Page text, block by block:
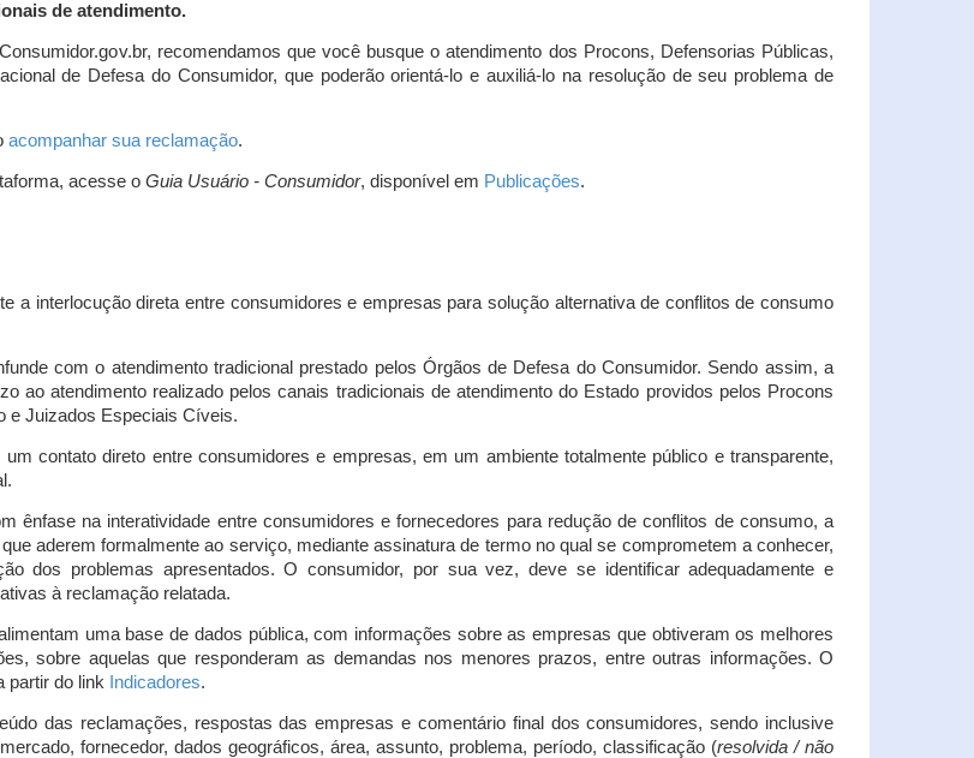
de atendimento.
recomendamos que você busque o atendimento dos Procons, Defensorias Públicas,
de Defesa do Consumidor, que poderão orientá-lo e auxiliá-lo na resolução de seu problema de
acompanhar sua reclamação.
acesse o Guia Usuário - Consumidor, disponível em Publicações.
a interlocução direta entre consumidores e empresas para solução alternativa de conflitos de consumo
com o atendimento tradicional prestado pelos Órgãos de Defesa do Consumidor. Sendo assim, a
ao atendimento realizado pelos canais tradicionais de atendimento do Estado providos pelos Procons
e Juizados Especiais Cíveis.
contato direto entre consumidores e empresas, em um ambiente totalmente público e transparente,
ênfase na interatividade entre consumidores e fornecedores para redução de conflitos de consumo, a
aderem formalmente ao serviço, mediante assinatura de termo no qual se comprometem a conhecer,
dos problemas apresentados. O consumidor, por sua vez, deve se identificar adequadamente e
à reclamação relatada.
uma base de dados pública, com informações sobre as empresas que obtiveram os melhores
sobre aquelas que responderam as demandas nos menores prazos, entre outras informações. O
partir do link
Indicadores.
das reclamações, respostas das empresas e comentário final dos consumidores, sendo inclusive
fornecedor, dados geográficos, área, assunto, problema, período, classificação (resolvida / não